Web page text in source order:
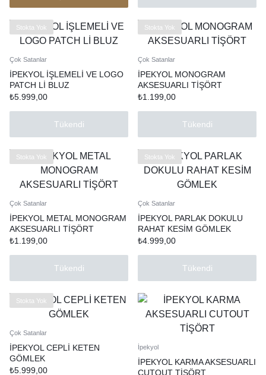
Stokta Yok
Çok Satanlar
İPEKYOL İŞLEMELİ VE LOGO
PATCH Lİ BLUZ
₺5.999,00
Tükendi
Stokta Yok
Çok Satanlar
İPEKYOL MONOGRAM
AKSESUARLI TİŞÖRT
₺1.199,00
Tükendi
Stokta Yok
Çok Satanlar
İPEKYOL METAL MONOGRAM
AKSESUARLI TİŞÖRT
₺1.199,00
Tükendi
Stokta Yok
Çok Satanlar
İPEKYOL PARLAK DOKULU
RAHAT KESİM GÖMLEK
₺4.999,00
Tükendi
Stokta Yok
Çok Satanlar
İPEKYOL CEPLİ KETEN
GÖMLEK
₺5.999,00
İpekyol
İPEKYOL KARMA AKSESUARLI
CUTOUT TİŞÖRT